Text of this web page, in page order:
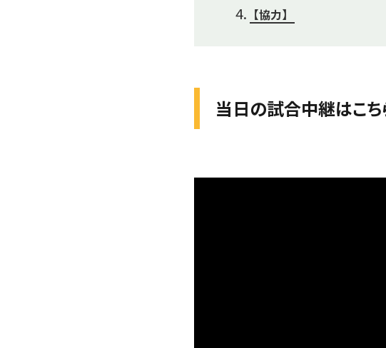
【協力】
当日の試合中継はこち